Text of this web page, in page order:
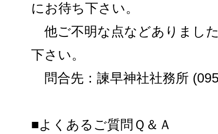
にお待ち下さい。
他ご不明な点などありまし
下さい。
問合先：諫早神社社務所
■よくあるご質問Ｑ＆Ａ